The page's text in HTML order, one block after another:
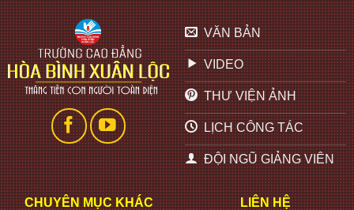
VĂN BẢN
VIDEO
THƯ VIỆN ẢNH
LỊCH CÔNG TÁC
ĐỘI NGŨ GIẢNG VIÊN
CHUYÊN MỤC KHÁC LIÊN HỆ